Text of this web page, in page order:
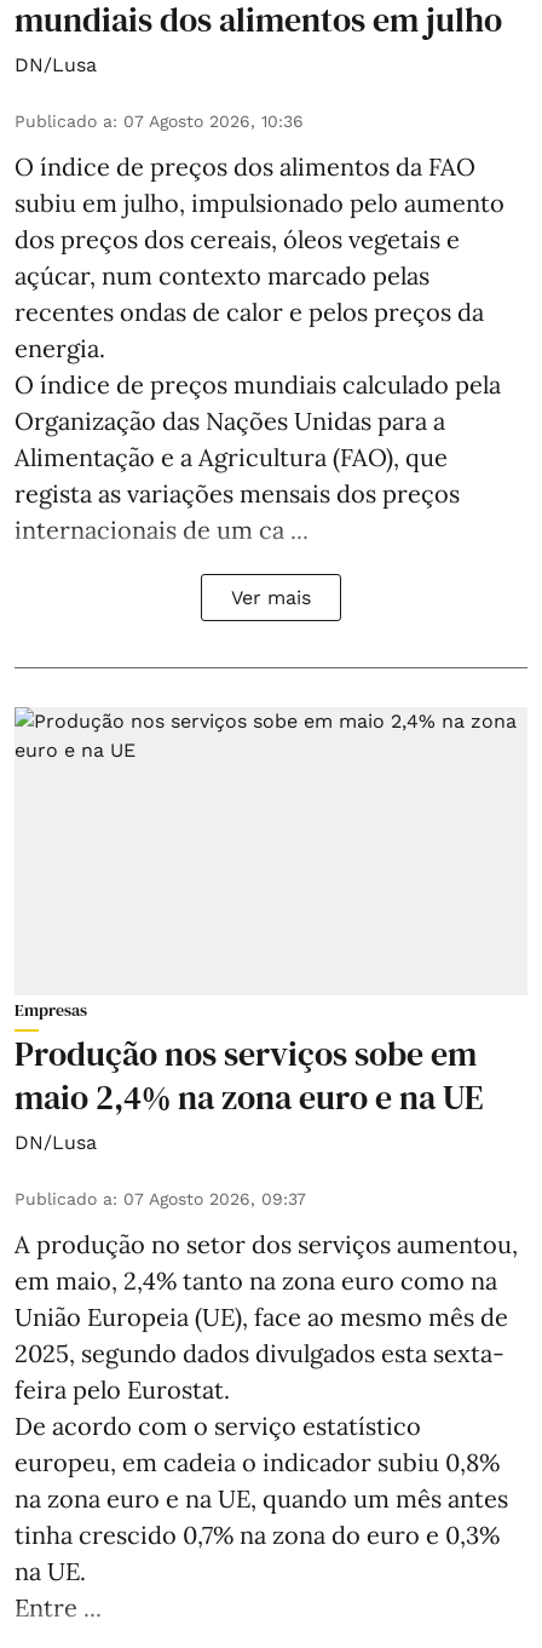
mundiais dos alimentos em julho
DN/Lusa
Publicado a: 07 Agosto 2026, 10:36
O índice de preços dos alimentos da FAO
subiu em julho, impulsionado pelo aumento
dos preços dos cereais, óleos vegetais e
açúcar, num contexto marcado pelas
recentes ondas de calor e pelos preços da
energia.
O índice de preços mundiais calculado pela
Organização das Nações Unidas para a
Alimentação e a Agricultura (FAO), que
regista as variações mensais dos preços
internacionais de um ca ...
Ver mais
Empresas
Produção nos serviços sobe em
maio 2,4% na zona euro e na UE
DN/Lusa
Publicado a: 07 Agosto 2026, 09:37
A produção no setor dos serviços aumentou,
em maio, 2,4% tanto na zona euro como na
União Europeia (UE), face ao mesmo mês de
2025, segundo dados divulgados esta sexta-
feira pelo Eurostat.
De acordo com o serviço estatístico
europeu, em cadeia o indicador subiu 0,8%
na zona euro e na UE, quando um mês antes
tinha crescido 0,7% na zona do euro e 0,3%
na UE.
Entre ...